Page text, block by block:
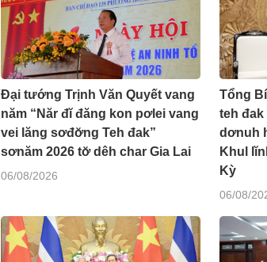
Đại tướng Trịnh Văn Quyết vang
năm “Năr đĭ đăng kon pơlei vang
vei lăng sơđơ̆ng Teh đak”
sơnăm 2026 tơ̆ dêh char Gia Lai
06/08/2026
Tổng
teh
dơnuh
Khul
Kỳ
06/08/